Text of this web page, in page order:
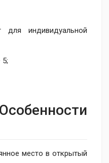
для индивидуальной
5;
место в открытый